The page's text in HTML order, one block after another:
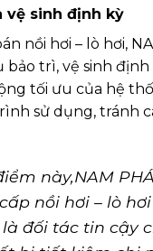
vệ sinh định kỳ
nồi hơi – lò hơi,
bảo trì, vệ sinh
tối ưu của hệ
sử dụng, tránh
này,NAM
nồi hơi – lò
đối tác tin cậy